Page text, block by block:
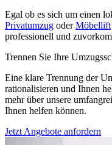
Egal ob es sich um einen
Privatumzug oderMöbellift
professionell und
Trennen Sie Ihre
Eine klare Trennung der
rationalisieren und Ihnen
mehr über unsere
Ihnen helfen können.
Jetzt Angebote anfordern